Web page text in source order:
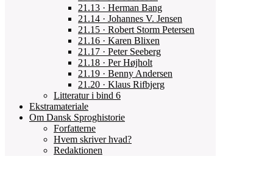
21.13 · Herman Bang
21.14 · Johannes V. Jensen
21.15 · Robert Storm Petersen
21.16 · Karen Blixen
21.17 · Peter Seeberg
21.18 · Per Højholt
21.19 · Benny Andersen
21.20 · Klaus Rifbjerg
Litteratur i bind 6
Ekstramateriale
Om Dansk Sproghistorie
Forfatterne
Hvem skriver hvad?
Redaktionen